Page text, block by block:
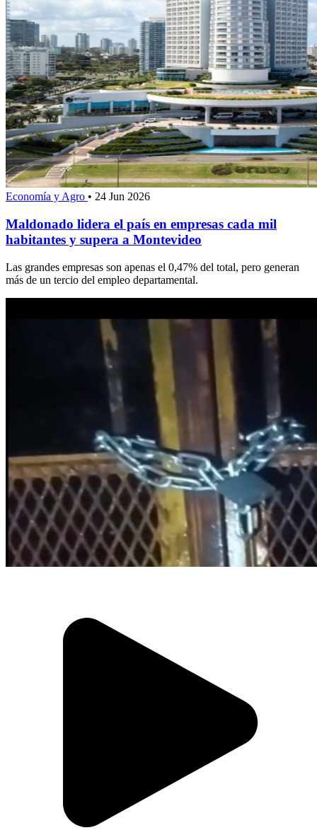
Economía y Agro • 24 Jun 2026
Maldonado lidera el país en empresas cada mil
habitantes y supera a Montevideo
Las grandes empresas son apenas el 0,47% del total, pero generan
más de un tercio del empleo departamental.